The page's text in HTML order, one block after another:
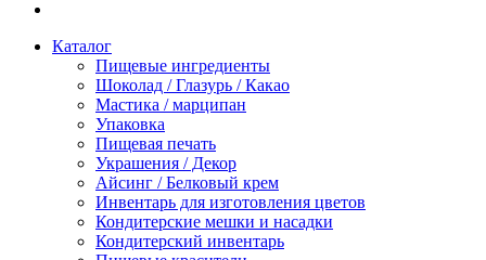
Каталог
Пищевые ингредиенты
Шоколад / Глазурь / Какао
Мастика / марципан
Упаковка
Пищевая печать
Украшения / Декор
Айсинг / Белковый крем
Инвентарь для изготовления цветов
Кондитерские мешки и насадки
Кондитерский инвентарь